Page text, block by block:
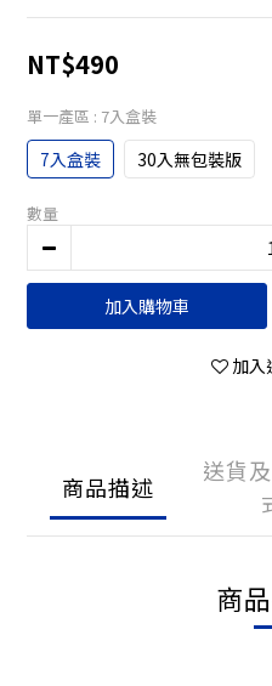
NT$490
單一產區 : 7入盒裝
7入盒裝 30入無包裝版
數量
加入購物車
加入
商品描述
送貨
商